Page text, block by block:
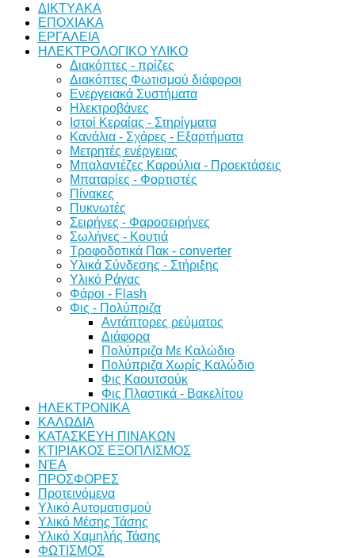
ΔΙKTΥAKA
ΕΠΟΧΙΑΚΑ
ΕΡΓΑΛΕΙΑ
ΗΛΕΚΤΡΟΛΟΓΙΚΟ ΥΛΙΚΟ
Διακόπτες - πρίζες
Διακόπτες Φωτισμού διάφοροι
Ενεργειακά Συστήματα
Ηλεκτροβάνες
Ιστοί Κεραίας - Στηρίγματα
Κανάλια - Σχάρες - Εξαρτήματα
Μετρητές ενέργειας
Μπαλαντέζες Καρούλια - Προεκτάσεις
Μπαταρίες - Φορτιστές
Πίνακες
Πυκνωτές
Σειρήνες - Φαροσειρήνες
Σωλήνες - Κουτιά
Τροφοδοτικά Πακ - converter
Υλικά Σύνδεσης - Στήριξης
Υλικό Ράγας
Φάροι - Flash
Φις - Πολύπριζα
Αντάπτορες ρεύματος
Διάφορα
Πολύπριζα Με Καλώδιο
Πολύπριζα Χωρίς Καλώδιο
Φις Καουτσούκ
Φις Πλαστικά - Βακελίτου
ΗΛΕΚΤΡΟΝΙΚΑ
ΚΑΛΩΔΙΑ
ΚΑΤΑΣΚΕΥΗ ΠΙΝΑΚΩΝ
ΚΤΙΡΙΑΚΟΣ ΕΞΟΠΛΙΣΜΟΣ
ΝΈΑ
ΠΡΟΣΦΟΡΕΣ
Προτεινόμενα
Υλικό Αυτοματισμού
Υλικό Μέσης Τάσης
Υλικό Χαμηλής Τάσης
ΦΩΤΙΣΜΟΣ